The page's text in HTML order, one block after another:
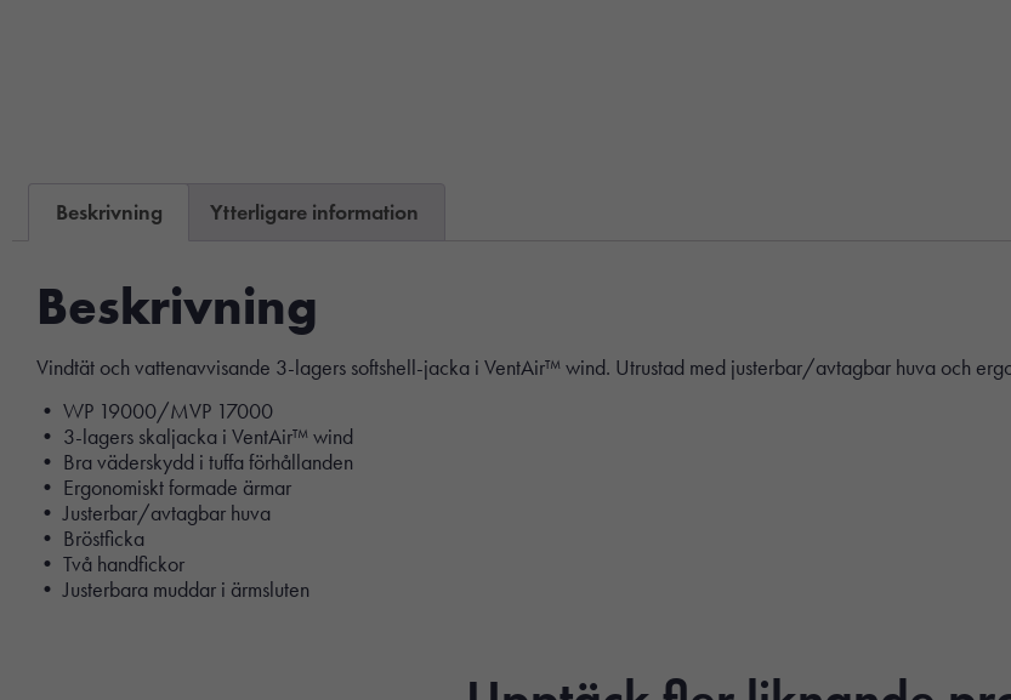
Beskrivning Ytterligare information
Beskrivning
Vindtät och vattenavvisande 3-lagers softshell-jacka i VentAir™ wind. Utrustad med justerbar/avtagbar huva och
• WP 19000/MVP 17000
• 3-lagers skaljacka i VentAir™ wind
• Bra väderskydd i tuffa förhållanden
• Ergonomiskt formade ärmar
• Justerbar/avtagbar huva
• Bröstficka
• Två handfickor
• Justerbara muddar i ärmsluten